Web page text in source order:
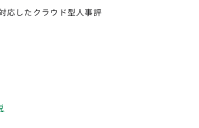
応したクラウド型人事評